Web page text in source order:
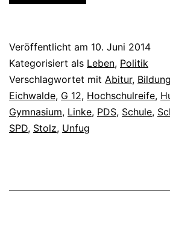
Veröffentlicht am 10. Juni 2014
Kategorisiert als Leben, Politik
Verschlagwortet mit Abitur, Bildung
Eichwalde, G 12, Hochschulreife,
Gymnasium, Linke, PDS, Schule,
SPD, Stolz, Unfug